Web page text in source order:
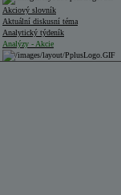
Akciový slovník
Aktuální diskusní téma
Analytický týdeník
Analýzy - Akcie